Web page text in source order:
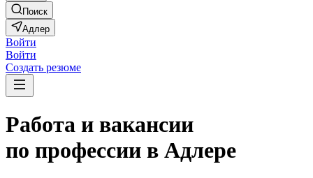
Поиск
Адлер
Войти
Войти
Создать резюме
Работа и вакансии
по профессии в Адлере